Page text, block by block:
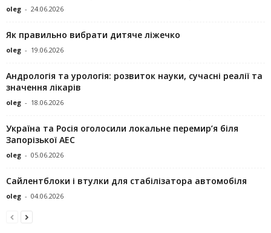
oleg - 24.06.2026
Як правильно вибрати дитяче ліжечко
oleg - 19.06.2026
Андрологія та урологія: розвиток науки, сучасні реалії та
значення лікарів
oleg - 18.06.2026
Україна та Росія оголосили локальне перемир’я біля
Запорізької АЕС
oleg - 05.06.2026
Сайлентблоки і втулки для стабілізатора автомобіля
oleg - 04.06.2026